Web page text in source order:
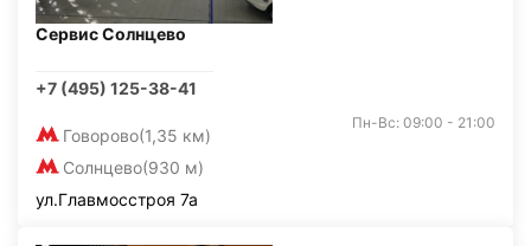
Сервис Солнцево
+7 (495) 125-38-41
Говорово(1,35 км)
Солнцево(930 м)
Пн-Вс: 09:00 - 21:00
ул.Главмосстроя 7а